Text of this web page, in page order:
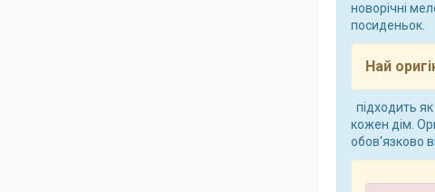
новорічні
посиденьок.
Най
підходить
кожен дім.
обов'язково